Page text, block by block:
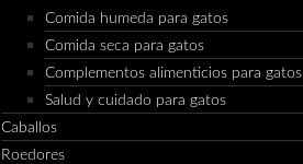
Comida humeda para gatos
Comida seca para gatos
Complementos alimenticios para gatos
Salud y cuidado para gatos
Caballos
Roedores